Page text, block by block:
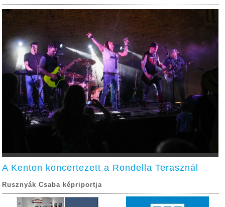
A Kenton koncertezett a Rondella Terasznál
Rusznyák Csaba képriportja